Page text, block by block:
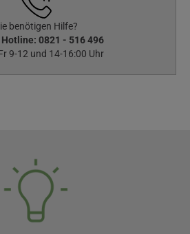
benötigen Hilfe?
Hotline: 0821 - 516 496
9-12 und 14-16:00 Uhr